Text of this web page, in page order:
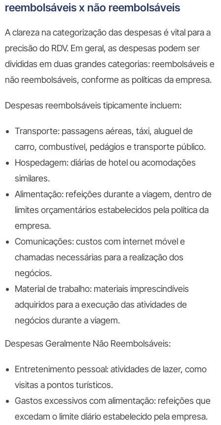
reembolsáveis x não reembolsáveis
A clareza na categorização das despesas é vital para a
precisão do RDV. Em geral, as despesas podem ser
divididas em duas grandes categorias: reembolsáveis e
não reembolsáveis, conforme as políticas da empresa.
Despesas reembolsáveis tipicamente incluem:
Transporte: passagens aéreas, táxi, aluguel de
carro, combustível, pedágios e transporte público.
Hospedagem: diárias de hotel ou acomodações
similares.
Alimentação: refeições durante a viagem, dentro de
limites orçamentários estabelecidos pela política da
empresa.
Comunicações: custos com internet móvel e
chamadas necessárias para a realização dos
negócios.
Material de trabalho: materiais imprescindíveis
adquiridos para a execução das atividades de
negócios durante a viagem.
Despesas Geralmente Não Reembolsáveis:
Entretenimento pessoal: atividades de lazer, como
visitas a pontos turísticos.
Gastos excessivos com alimentação: refeições que
excedam o limite diário estabelecido pela empresa.